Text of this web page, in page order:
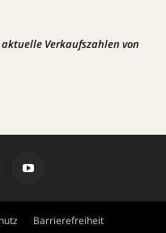
Verkaufszahlen von
Barrierefreiheit